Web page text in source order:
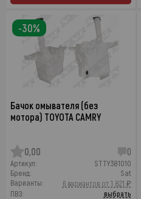
Бачок омывателя (без
мотора) TOYOTA CAMRY
0,00 0
Артикул:
STTY381010
Бренд:
Sat
Варианты:
6 вариантов от 1 821 ₽
ПВЗ:
выбрать
-30%